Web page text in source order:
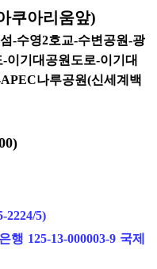
쿠아리움앞)
-수영2호교-수변공원-광
이기대공원도로-이기대
나루공원(신세계백
2224/5)
125-13-000003-9 국제